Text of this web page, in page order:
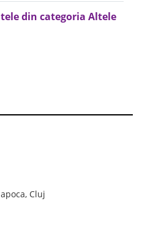
din categoria Altele
Cluj